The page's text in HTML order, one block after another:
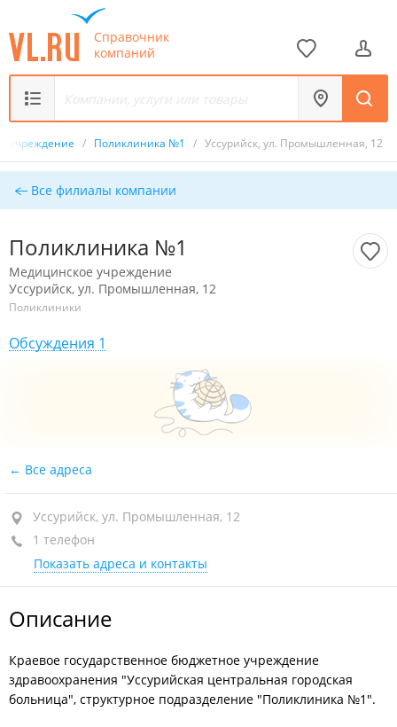
Справочник
компаний
учреждение / Поликлиника №1 / Уссурийск, ул. Промышленная, 12
Все филиалы компании
Поликлиника №1
Медицинское учреждение
Уссурийск, ул. Промышленная, 12
Поликлиники
Обсуждения 1
Все адреса
Уссурийск, ул. Промышленная, 12
1 телефон
Показать адреса и контакты
Описание
Краевое государственное бюджетное учреждение
здравоохранения "Уссурийская центральная городская
больница", структурное подразделение "Поликлиника №1".